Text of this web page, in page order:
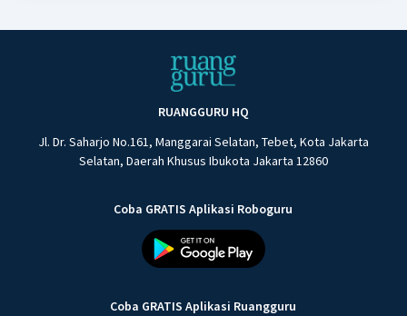
RUANGGURU HQ
Jl. Dr. Saharjo No.161, Manggarai Selatan, Tebet, Kota Jakarta
Selatan, Daerah Khusus Ibukota Jakarta 12860
Coba GRATIS Aplikasi Roboguru
Coba GRATIS Aplikasi Ruangguru